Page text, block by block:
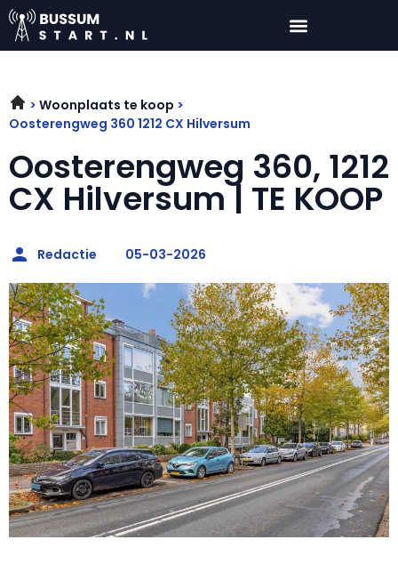
Woonplaats te koop
Oosterengweg 360 1212 CX Hilversum
Oosterengweg 360, 1212
CX Hilversum | TE KOOP
Redactie 05-03-2026